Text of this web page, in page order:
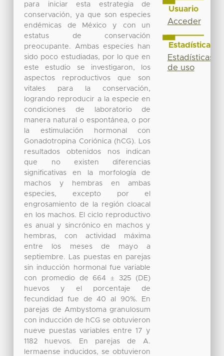
para iniciar esta estrategia de
conservación, ya que son especies
endémicas de México y con un
estatus de conservación
preocupante. Ambas especies han
sido poco estudiadas, por lo que en
este estudio se investigaron, los
aspectos reproductivos que son
vitales para la conservación,
logrando reproducir a la especie en
condiciones de laboratorio de
manera natural o espontánea, o por
la estimulación hormonal con
Gonadotropina Coriónica (hCG). Los
resultados obtenidos nos indican
que no existen diferencias
significativas en la morfología de
machos y hembras en ambas
especies, excepto por el
engrosamiento de la región cloacal
en los machos. El ciclo reproductivo
es anual y sincrónico en machos y
hembras, con actividad máxima
entre los meses de mayo a
septiembre. Las puestas en parejas
sin inducción hormonal fue variable
con promedio de 664 ± 325 (DE)
huevos y el porcentaje de
fecundidad fue de 40 al 90%. En
parejas de Ambystoma granulosum
con inducción de hCG se obtuvieron
nueve puestas variables entre 17 y
1182 huevos. En parejas de A.
lermaense inducidos, se obtuvieron
Usuario
Acceder
Estadísticas
Estadísticas
de uso